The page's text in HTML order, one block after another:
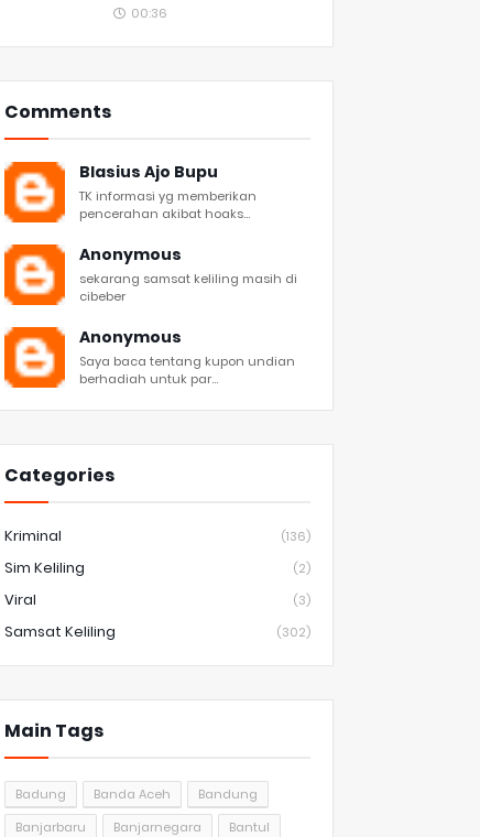
00:36
Comments
Blasius Ajo Bupu
TK informasi yg memberikan
pencerahan akibat hoaks...
Anonymous
sekarang samsat keliling masih di
cibeber
Anonymous
Saya baca tentang kupon undian
berhadiah untuk par...
Categories
Kriminal (136)
Sim Keliling (2)
Viral (3)
Samsat Keliling (302)
Main Tags
Badung Banda Aceh
Bandung
Banjarbaru
Banjarnegara
Bantul